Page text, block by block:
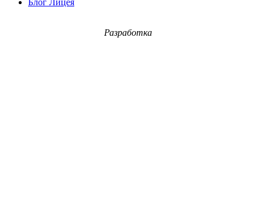
Разработка